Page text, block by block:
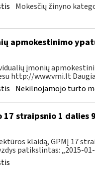
Mokesčių žinyno
apmokestinimo
įmonių
http://www.vmi.lt
Nekilnojamojo turto
straipsnio 1
klaidą, GPMĮ 17
patikslintas: „2015-01-